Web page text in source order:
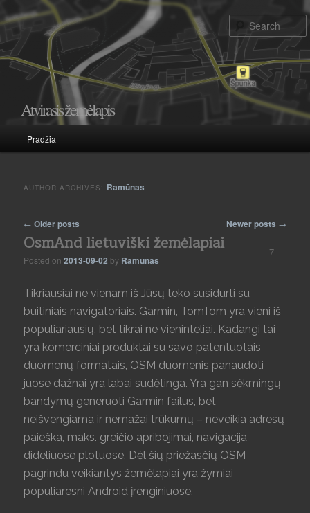
Atvirasis žemėlapis
Skip to primary content
Skip to secondary content
Pradžia
AUTHOR ARCHIVES: Ramūnas
Post navigation
← Older posts Newer posts →
OsmAnd lietuviški žemėlapiai
Posted on2013-09-02 by Ramūnas
7
Tikriausiai ne vienam iš Jūsų teko susidurti su
buitiniais navigatoriais. Garmin, TomTom yra vieni iš
populiariausių, bet tikrai ne vieninteliai. Kadangi tai
yra komerciniai produktai su savo patentuotais
duomenų formatais, OSM duomenis panaudoti
juose dažnai yra labai sudėtinga. Yra gan sėkmingų
bandymų generuoti Garmin failus, bet
neišvengiama ir nemažai trūkumų – neveikia adresų
paieška, maks. greičio apribojimai, navigacija
dideliuose plotuose. Dėl šių priežasčių OSM
pagrindu veikiantys žemėlapiai yra žymiai
populiaresni Android įrenginiuose.